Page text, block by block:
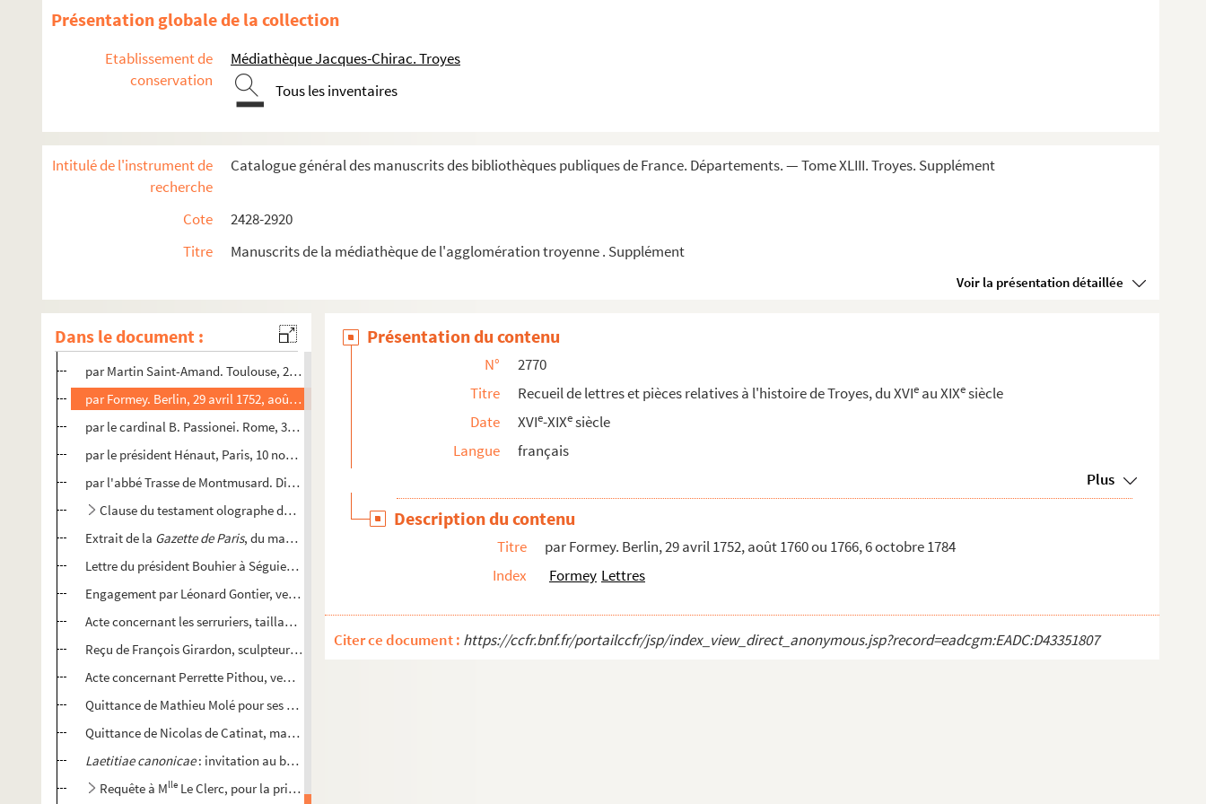
Présentation globale de la collection
Etablissement de
conservation
Médiathèque Jacques-Chirac. Troyes
Tous les inventaires
Intitulé de l'instrument de
recherche
Catalogue général des manuscrits des bibliothèques publiques de France. Départements. — Tome XLIII. Troyes. Supplément
Cote
2428-2920
Titre
Manuscrits de la médiathèque de l'agglomération troyenne . Supplément
Voir la présentation détaillée
Dans le document :
Lettre de Haillot, Robert, Ponsard, etc., « aux citoyens composant la Société des Jacobins », contre...
« État de la population de Troyes suivant le recensement arrêté le 9 ventôse an III » ; copie
Pièces de la main d'Édouard-Thomas Simon de Troyes : « Epître (en vers) à M
« Anecdote sur le passage du roi Louis XV (à Troyes) en 1744 »
Préface et notes de Simon de Troyes pour la réimpression desMémoires historiques et critiques pour ...
Lettre à M. de Malesherbes, premier président de la Cour des aides. Troyes, 9 juillet 1771, 27 mars ...
Lettres de P.-J. Grosley à M
Lettres adressées à P.-J. Grosley, par (Ottaviano) Guasco. Florence, 23 novembre 1767, en français
par Martin Saint-Amand. Toulouse, 2 janvier 1760
par Formey. Berlin, 29 avril 1752, août 1760 ou 1766, 6 octobre 1784
par le cardinal B. Passionei. Rome, 30 novembre 1757, en français
par le président Hénaut, Paris, 10 novembre s. a.
par l'abbé Trasse de Montmusard. Dijon, 28 janvier 1752
Clause du testament olographe de P.-J. Grosley léguant à Michel Sémilliard l'exemplaire de l'
Extrait de la Gazette de Paris, du mardi 20 mars 1792, sur le pillage de l'église Saint-Étienne de T...
Lettre du président Bouhier à Séguier. Dijon, 23 mai 1744
Engagement par Léonard Gontier, verrier, à Nicolas Jacques, chapelier à Troyes, pour le prix de la l...
Acte concernant les serruriers, taillandiers et ferronniers de Troyes (1594)
Reçu de François Girardon, sculpteur, au trésorier général des bâtiments du Roi. Paris, 3 mars 1611,...
Acte concernant Perrette Pithou, veuve de Christophe de Vassan. 22 juillet 1594
Quittance de Mathieu Molé pour ses gages de procureur général au Parlement. 6 janvier 1636 ; parchem...
Quittance de Nicolas de Catinat, maréchal de France, pour des rentes. 18 septembre 1703 ; parchemin
Laetitiae canonicae: invitation au bal paré et masqué du Petit Concert (1764) ; imprimé
Requête à Mlle Le Clerc, pour la prier de mettre des chansons en musique, par Didier de Corberon, de...
Présentation du contenu
N°
2770
Titre
Recueil de lettres et pièces relatives à l'histoire de Troyes, du XVIe au XIXesiècle
Date
XVIe-XIXesiècle
Langue
français
Plus
Description du contenu
Titre
par Formey. Berlin, 29 avril 1752, août 1760 ou 1766, 6 octobre 1784
Index
Formey Lettres
Citer ce document : https://ccfr.bnf.fr/portailccfr/jsp/index_view_direct_anonymous.jsp?record=eadcgm:EADC:D43351807